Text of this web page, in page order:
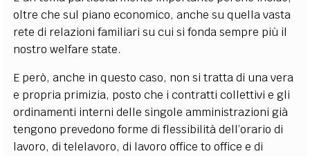
oltre che sul piano economico, anche su quella vasta
rete di relazioni familiari su cui si fonda sempre più il
nostro welfare state.
E però, anche in questo caso, non si tratta di una vera
e propria primizia, posto che i contratti collettivi e gli
ordinamenti interni delle singole amministrazioni già
tengono prevedono forme di flessibilità dell’orario di
lavoro, di telelavoro, di lavoro office to office e di